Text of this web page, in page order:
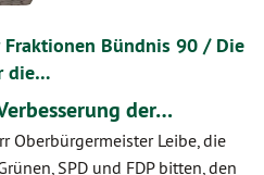
Fraktionen Bündnis 90 / Die
die…
der…
Oberbürgermeister Leibe, die
SPD und FDP bitten, den